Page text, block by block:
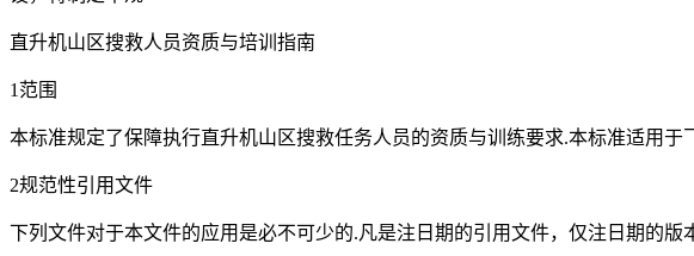
直升机山区搜救人员资质与培训指南
1范围
本标准规定了保障执行直升机山区搜救任务人员的资质与训练要求.本标准适用
2规范性引用文件
下列文件对于本文件的应用是必不可少的.凡是注日期的引用文件，仅注日期的